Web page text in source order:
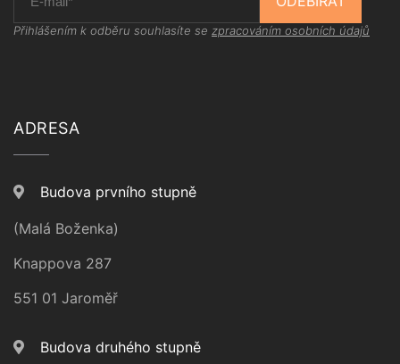
Přihlášením k odběru souhlasíte se zpracováním osobních údajů
ADRESA
Budova prvního stupně
(Malá Boženka)
Knappova 287
551 01 Jaroměř
Budova druhého stupně